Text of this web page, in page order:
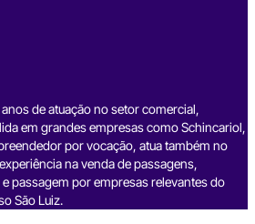
de atuação no setor comercial,
em grandes empresas como Schincariol,
por vocação, atua também no
na venda de passagens,
passagem por empresas relevantes do
São Luiz.